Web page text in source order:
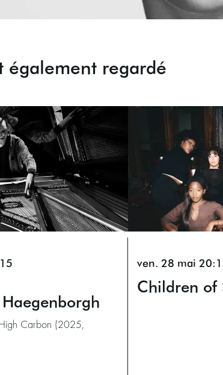
également regardé
Carbon (2025,
Children of
ven. 28 mai